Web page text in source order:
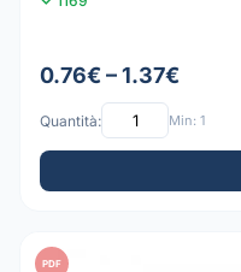
0.76€ – 1.37€
Quantità: Min: 1
PDF